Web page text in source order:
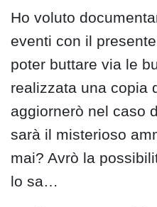
Ho voluto
eventi con il
poter buttare via le
realizzata una copia
aggiornerò nel caso
sarà il misterioso
mai? Avrò la
lo sa…